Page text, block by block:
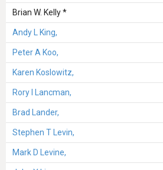
Brian W. Kelly *
Andy L King,
Peter A Koo,
Karen Koslowitz,
Rory I Lancman,
Brad Lander,
Stephen T Levin,
Mark D Levine,